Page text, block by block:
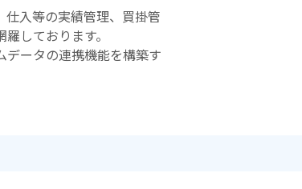
仕入等の実績管理、買掛管
しております。
データの連携機能を構築す